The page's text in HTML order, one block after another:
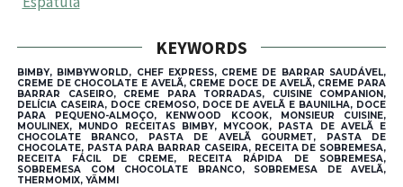
KEYWORDS
BIMBY, BIMBYWORLD, CHEF EXPRESS, CREME DE BARRAR SAUDÁVEL,
CREME DE CHOCOLATE E AVELÃ, CREME DOCE DE AVELÃ, CREME PARA
BARRAR CASEIRO, CREME PARA TORRADAS, CUISINE COMPANION,
DELÍCIA CASEIRA, DOCE CREMOSO, DOCE DE AVELÃ E BAUNILHA, DOCE
PARA PEQUENO-ALMOÇO, KENWOOD KCOOK, MONSIEUR CUISINE,
MOULINEX, MUNDO RECEITAS BIMBY, MYCOOK, PASTA DE AVELÃ E
CHOCOLATE BRANCO, PASTA DE AVELÃ GOURMET, PASTA DE
CHOCOLATE, PASTA PARA BARRAR CASEIRA, RECEITA DE SOBREMESA,
RECEITA FÁCIL DE CREME, RECEITA RÁPIDA DE SOBREMESA,
SOBREMESA COM CHOCOLATE BRANCO, SOBREMESA DE AVELÃ,
THERMOMIX, YÄMMI